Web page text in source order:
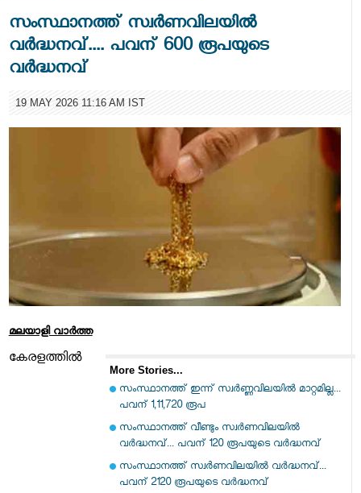
സംസ്ഥാനത്ത് സ്വർണവിലയിൽ
വർദ്ധനവ്.... പവന് 600 രൂപയുടെ
വർദ്ധനവ്
19 MAY 2026 11:16 AM IST
മലയാളി വാര്‍ത്ത
More Stories...
സംസ്ഥാനത്ത് ഇന്ന് സ്വർണ്ണവിലയിൽ മാറ്റമില്ല...
പവന് 1,11,720 രൂപ
സംസ്ഥാനത്ത് വീണ്ടും സ്വർണവിലയിൽ
വർദ്ധനവ്... പവന് 120 രൂപയുടെ വർദ്ധനവ്
സംസ്ഥാനത്ത് സ്വര്‍ണവിലയിൽ വർദ്ധനവ്...
പവന് 2120 രൂപയുടെ വർദ്ധനവ്
കേരളത്തിൽ